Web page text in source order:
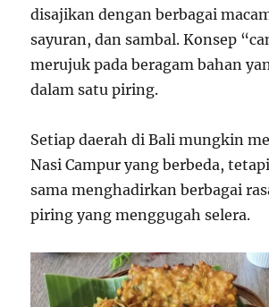
disajikan dengan berbagai
sayuran, dan sambal. Konsep
merujuk pada beragam bahan
dalam satu piring.
Setiap daerah di Bali mungkin
Nasi Campur yang berbeda,
sama menghadirkan berbagai
piring yang menggugah selera.